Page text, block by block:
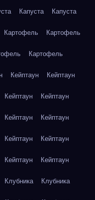
Капуста Капуста
Картофель Картофель
Картофель
Кейптаун Кейптаун
Кейптаун Кейптаун
Кейптаун Кейптаун
Кейптаун Кейптаун
Кейптаун Кейптаун
Клубника Клубника